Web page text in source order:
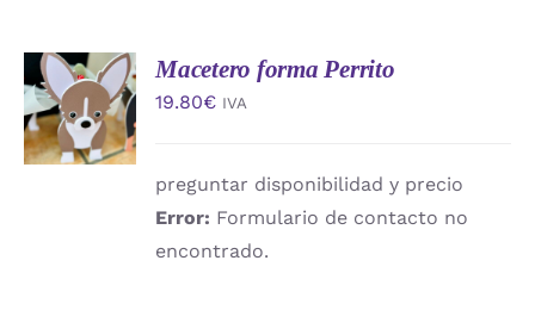
AÑADIR
AL
CARRITO
DETALLES
Macetero forma Perrito
19.80€ IVA
preguntar disponibilidad y precio
Error: Formulario de contacto no
encontrado.